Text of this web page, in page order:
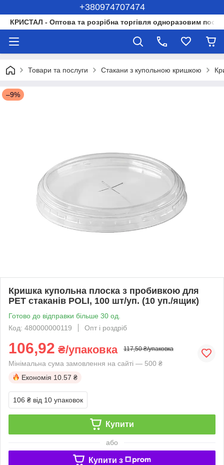
+380974707474
КРИСТАЛ - Оптова та розрібна торгівля одноразовим
Товари та послуги Стакани з купольною кришкою
–9%
Кришка купольна плоска з пробивкою для
PET стаканів POLI, 100 шт/уп. (10 уп./ящик)
Готово до відправки більше 30 од.
Код: 480000000119
Опт і роздріб
106,92 ₴/упаковка 117,50 ₴/упаковка
Мінімальна сума замовлення на сайті — 500 ₴
Економія 10.57 ₴
106 ₴ від 10 упаковок
Купити
або
Купити з